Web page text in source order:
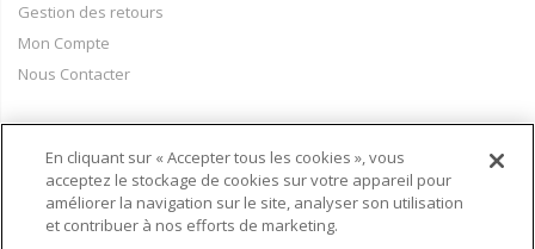
Gestion des retours
Mon Compte
Nous Contacter
PAIEMENT & LIVRAISON
Conditions Générales de Vente
En cliquant sur « Accepter tous les cookies », vous
acceptez le stockage de cookies sur votre appareil pour
améliorer la navigation sur le site, analyser son utilisation
et contribuer à nos efforts de marketing.